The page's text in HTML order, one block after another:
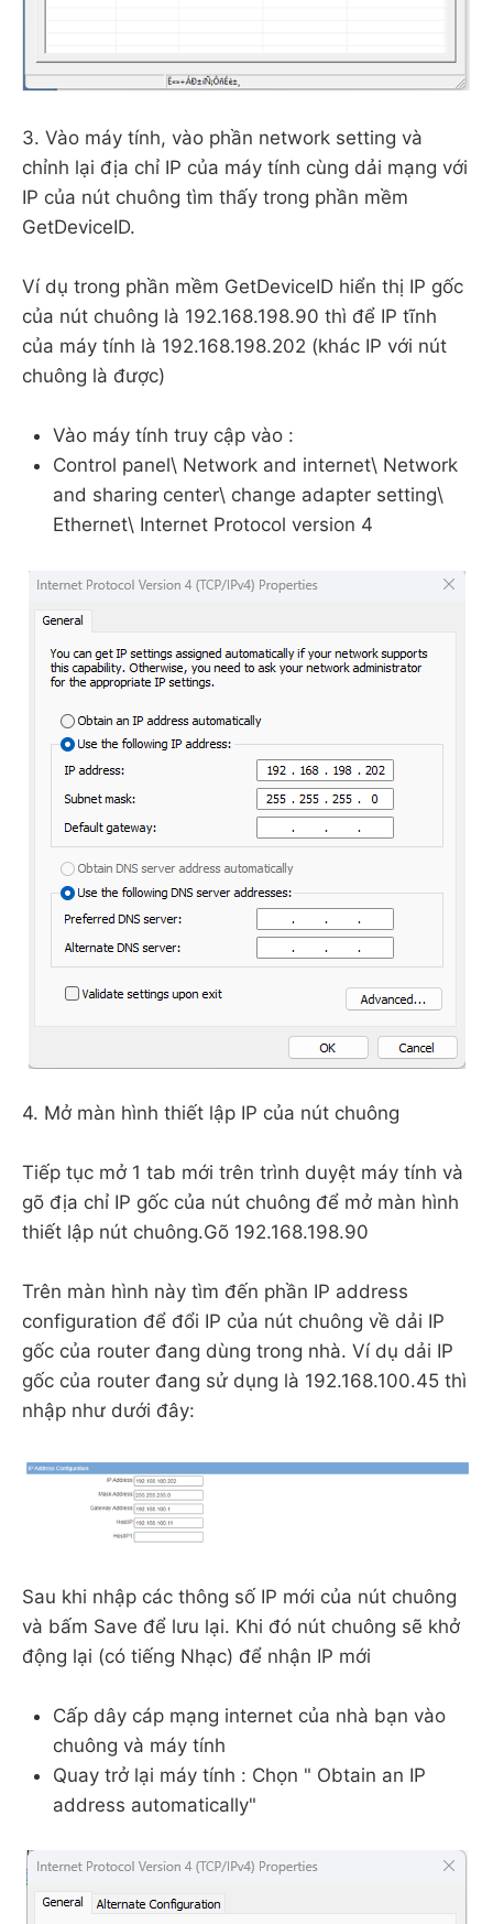
3. Vào máy tính, vào phần network setting và
chỉnh lại địa chỉ IP của máy tính cùng dải mạng với
IP của nút chuông tìm thấy trong phần mềm
GetDeviceID.
Ví dụ trong phần mềm GetDeviceID hiển thị IP gốc
của nút chuông là 192.168.198.90 thì để IP tĩnh
của máy tính là 192.168.198.202 (khác IP với nút
chuông là được)
Vào máy tính truy cập vào :
Control panel\ Network and internet\ Network
and sharing center\ change adapter setting\
Ethernet\ Internet Protocol version 4
4. Mở màn hình thiết lập IP của nút chuông
Tiếp tục mở 1 tab mới trên trình duyệt máy tính và
gõ địa chỉ IP gốc của nút chuông để mở màn hình
thiết lập nút chuông.Gõ 192.168.198.90
Trên màn hình này tìm đến phần IP address
configuration để đổi IP của nút chuông về dải IP
gốc của router đang dùng trong nhà. Ví dụ dải IP
gốc của router đang sử dụng là 192.168.100.45 thì
nhập như dưới đây:
Sau khi nhập các thông số IP mới của nút chuông
và bấm Save để lưu lại. Khi đó nút chuông sẽ khở
động lại (có tiếng Nhạc) để nhận IP mới
Cấp dây cáp mạng internet của nhà bạn vào
chuông và máy tính
Quay trở lại máy tính : Chọn " Obtain an IP
address automatically"